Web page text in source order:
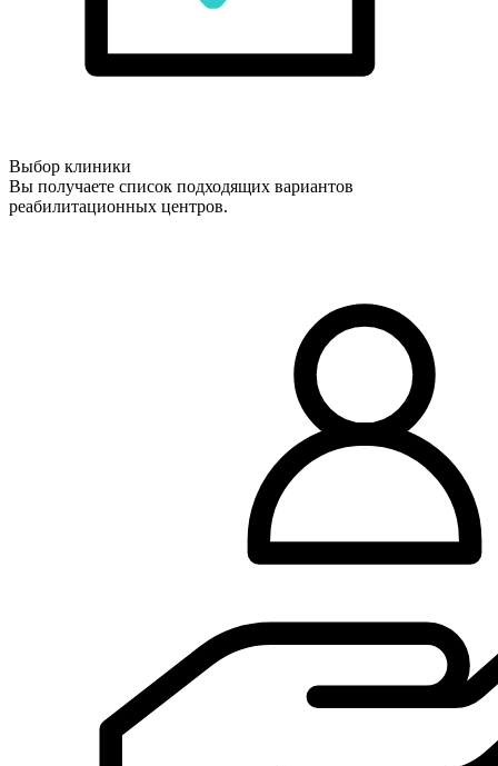
Выбор клиники
Вы получаете список подходящих вариантов
реабилитационных центров.